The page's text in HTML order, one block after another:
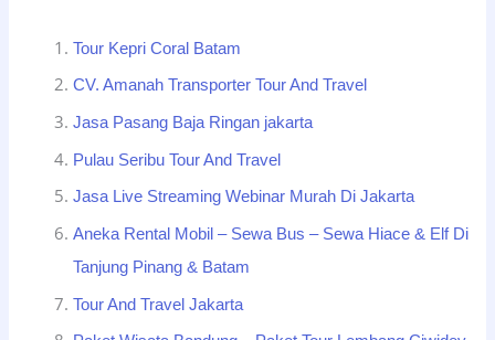
Tour Kepri Coral Batam
CV. Amanah Transporter Tour And Travel
Jasa Pasang Baja Ringan jakarta
Pulau Seribu Tour And Travel
Jasa Live Streaming Webinar Murah Di Jakarta
Aneka Rental Mobil – Sewa Bus – Sewa Hiace & Elf Di
Tanjung Pinang & Batam
Tour And Travel Jakarta